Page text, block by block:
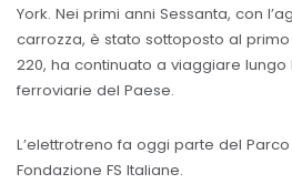
York. Nei primi anni Sessanta, con
carrozza, è stato sottoposto al primo
220, ha continuato a viaggiare
ferroviarie del Paese.
L’elettrotreno fa oggi parte del
Fondazione FS Italiane.